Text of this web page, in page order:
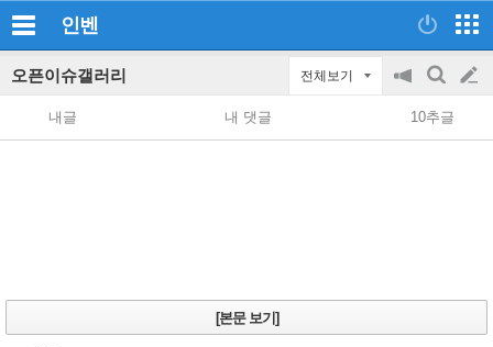
인벤
오픈이슈갤러리 전체보기
공
지
on/off
검
색
글
쓰
내글 내 댓글 10추글
[본문 보기]